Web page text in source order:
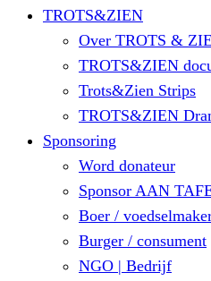
TROTS&ZIEN
Over TROTS &
TROTS&ZIEN
Trots&Zien Strips
TROTS&ZIEN
Sponsoring
Word donateur
Sponsor AAN
Boer /
Burger / consument
NGO | Bedrijf